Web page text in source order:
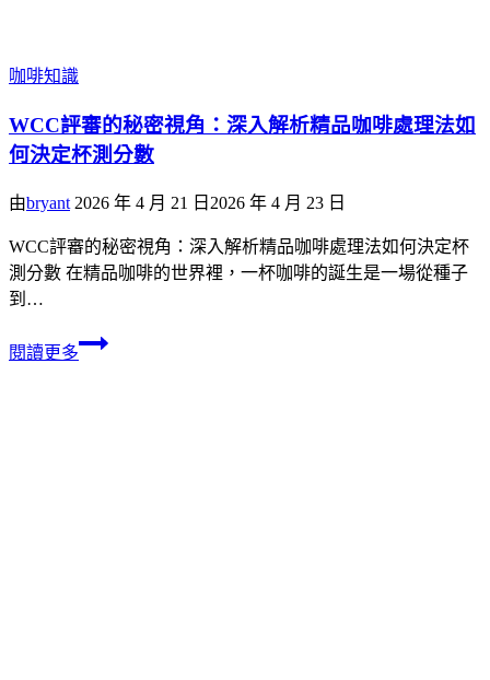
咖啡知識
WCC評審的秘密視角：深入解析精品咖啡處理法如
何決定杯測分數
由bryant 2026 年 4 月 21 日 2026 年 4 月 23 日
WCC評審的秘密視角：深入解析精品咖啡處理法如何決定杯
測分數 在精品咖啡的世界裡，一杯咖啡的誕生是一場從種子
到…
閱讀更多